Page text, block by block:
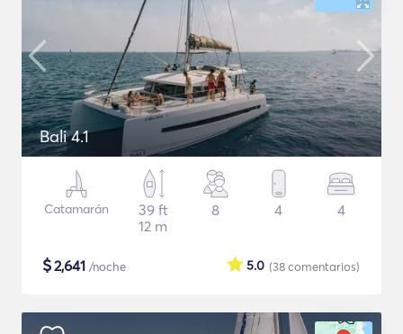
Bali 4.1
Catamarán
39 ft
12 m
8 4 4
$2,641 /noche (38comentarios)
5.0